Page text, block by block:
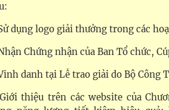
dụng logo giải thưởng trong các
Chứng nhận của Ban Tổ chức,
danh tại Lễ trao giải do Bộ Công
thiệu trên các website của